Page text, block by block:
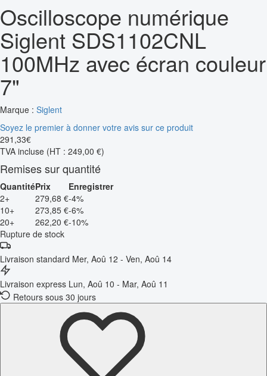
Oscilloscope numérique
Siglent SDS1102CNL
100MHz avec écran couleur
7"
Marque : Siglent
Soyez le premier à donner votre avis sur ce produit
291 ,33€
TVA incluse (HT : 249,00 €)
Remises sur quantité
QuantitéPrix
Enregistrer
2+
279,68 €-4%
10+
273,85 €-6%
20+
262,20 €-10%
Rupture de stock
Livraison standard Mer, Aoû 12 - Ven, Aoû 14
Livraison express Lun, Aoû 10 - Mar, Aoû 11
Retours sous 30 jours